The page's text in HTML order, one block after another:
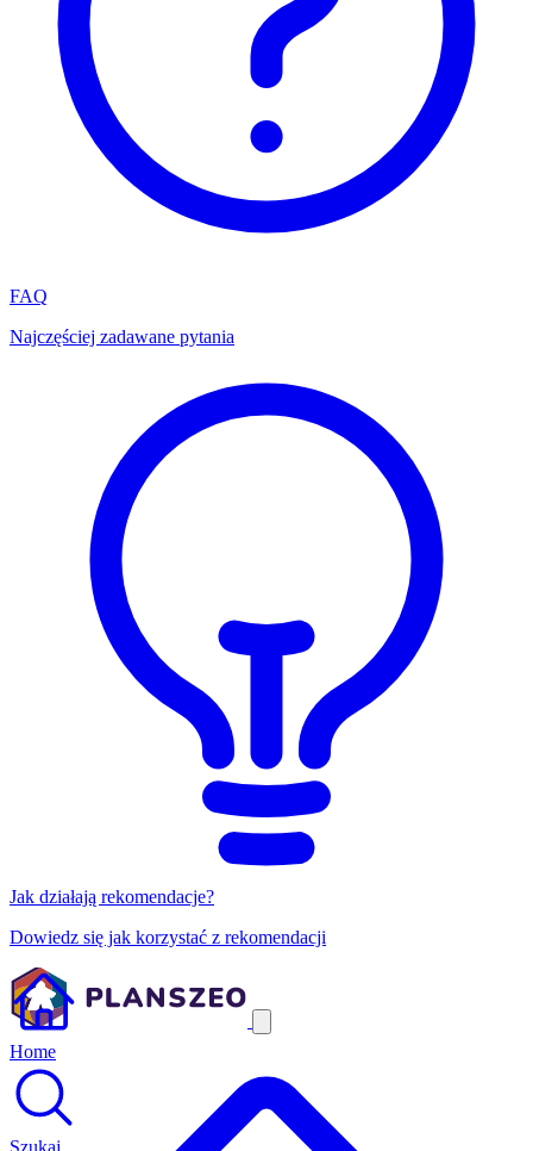
FAQ
Najczęściej zadawane pytania
Jak działają rekomendacje?
Dowiedz się jak korzystać z rekomendacji
Home
Szukaj